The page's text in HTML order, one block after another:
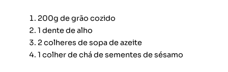
200g de grão cozido
1 dente de alho
2 colheres de sopa de azeite
1 colher de chá de sementes de sésamo